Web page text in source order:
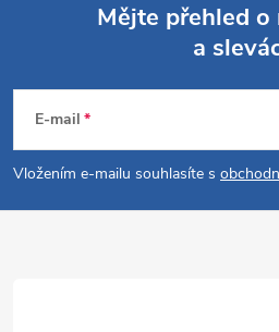
p
a
Mějte přehled o
a
E-mail
Vložením e-mailu souhlasíte s